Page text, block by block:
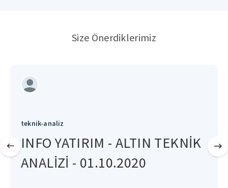
Size Önerdiklerimiz
teknik-analiz
INFO YATIRIM - ALTIN TEKNİK
ANALİZİ - 01.10.2020